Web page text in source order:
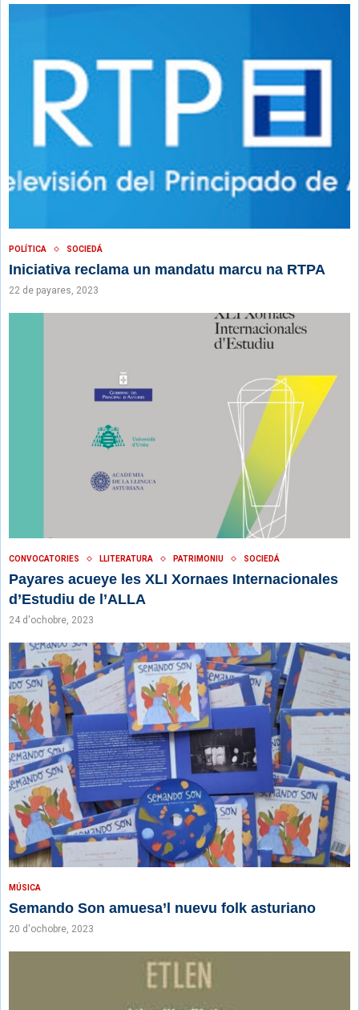
POLÍTICA SOCIEDÁ
Iniciativa reclama un mandatu marcu na RTPA
22 de payares, 2023
CONVOCATORIES LLITERATURA PATRIMONIU SOCIEDÁ
Payares acueye les XLI Xornaes Internacionales
d’Estudiu de l’ALLA
24 d'ochobre, 2023
MÚSICA
Semando Son amuesa’l nuevu folk asturiano
20 d'ochobre, 2023